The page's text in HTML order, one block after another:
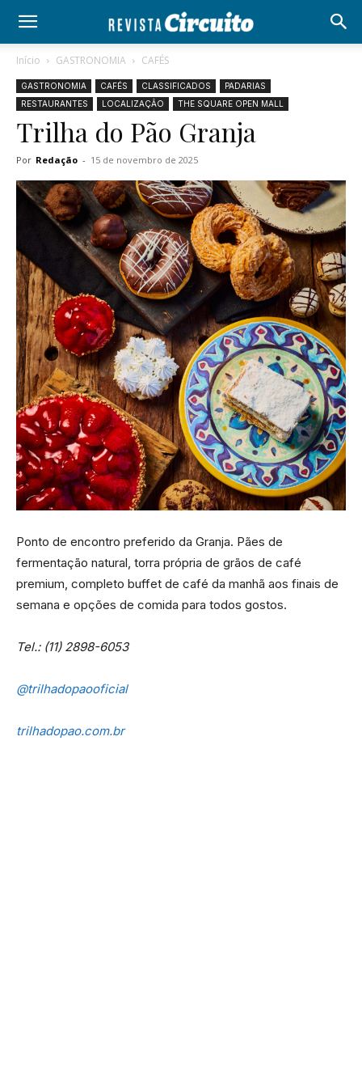
Início GASTRONOMIA CAFÉS
GASTRONOMIA CAFÉS CLASSIFICADOS
PADARIAS
RESTAURANTES
LOCALIZAÇÃO THE SQUARE OPEN MALL
Trilha do Pão Granja
Por Redação - 15 de novembro de 2025
Ponto de encontro preferido da Granja. Pães de
fermentação natural, torra própria de grãos de café
premium, completo buffet de café da manhã aos finais de
semana e opções de comida para todos gostos.
Tel.: (11) 2898-6053
@trilhadopaooficial
trilhadopao.com.br